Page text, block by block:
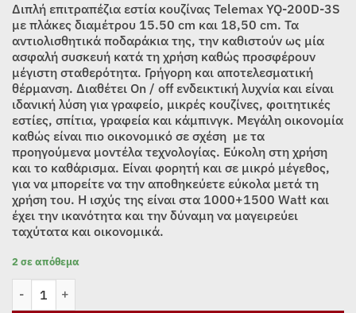
Διπλή επιτραπέζια εστία κουζίνας Telemax YQ-200D-3S
με πλάκες διαμέτρου 15.50 cm και 18,50 cm. Τα
αντιολισθητικά ποδαράκια της, την καθιστούν ως μία
ασφαλή συσκευή κατά τη χρήση καθώς προσφέρουν
μέγιστη σταθερότητα. Γρήγορη και αποτελεσματική
θέρμανση. Διαθέτει On / off ενδεικτική λυχνία και είναι
ιδανική λύση για γραφείο, μικρές κουζίνες, φοιτητικές
εστίες, σπίτια, γραφεία και κάμπινγκ. Μεγάλη οικονομία
καθώς είναι πιο οικονομικό σε σχέση με τα
προηγούμενα μοντέλα τεχνολογίας. Εύκολη στη χρήση
και το καθάρισμα. Είναι φορητή και σε μικρό μέγεθος,
για να μπορείτε να την αποθηκεύετε εύκολα μετά τη
χρήση του. Η ισχύς της είναι στα 1000+1500 Watt και
έχει την ικανότητα και την δύναμη να μαγειρεύει
ταχύτατα και οικονομικά.
2 σε απόθεμα